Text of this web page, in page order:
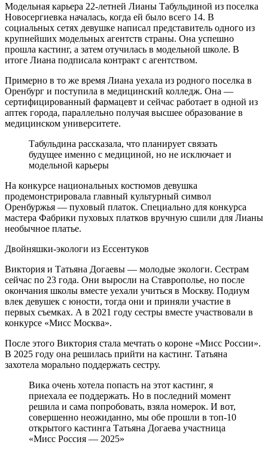
Модельная карьера 22-летней Лианы Табульдиной из поселка
Новосергиевка началась, когда ей было всего 14. В
социальных сетях девушке написал представитель одного из
крупнейших модельных агентств страны. Она успешно
прошла кастинг, а затем отучилась в модельной школе. В
итоге Лиана подписала контракт с агентством.
Примерно в то же время Лиана уехала из родного поселка в
Оренбург и поступила в медицинский колледж. Она —
сертифицированный фармацевт и сейчас работает в одной из
аптек города, параллельно получая высшее образование в
медицинском университете.
Табульдина рассказала, что планирует связать
будущее именно с медициной, но не исключает и
модельной карьеры
На конкурсе национальных костюмов девушка
продемонстрировала главный культурный символ
Оренбуржья — пуховый платок. Специально для конкурса
мастера Фабрики пуховых платков вручную сшили для Лианы
необычное платье.
Двойняшки-экологи из Ессентуков
Виктория и Татьяна Догаевы — молодые экологи. Сестрам
сейчас по 23 года. Они выросли на Ставрополье, но после
окончания школы вместе уехали учиться в Москву. Подиум
влек девушек с юности, тогда они и приняли участие в
первых съемках. А в 2021 году сестры вместе участвовали в
конкурсе «Мисс Москва».
После этого Виктория стала мечтать о короне «Мисс России».
В 2025 году она решилась прийти на кастинг. Татьяна
захотела морально поддержать сестру.
Вика очень хотела попасть на этот кастинг, я
приехала ее поддержать. Но в последний момент
решила и сама попробовать, взяла номерок. И вот,
совершенно неожиданно, мы обе прошли в топ-10
открытого кастинга Татьяна Догаева участница
«Мисс Россия — 2025»